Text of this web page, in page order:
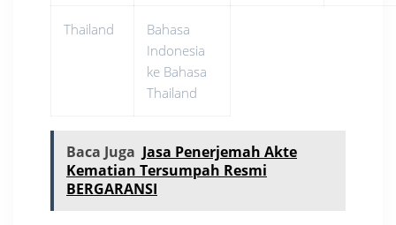
Thailand
Bahasa
Indonesia
ke Bahasa
Thailand
Baca Juga Jasa Penerjemah Akte
Kematian Tersumpah Resmi
BERGARANSI